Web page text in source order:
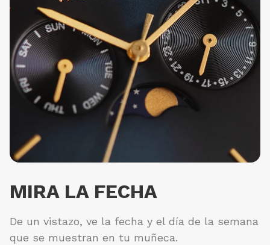
MIRA LA FECHA
De un vistazo, ve la fecha y el día de la semana
que se muestran en tu muñeca.